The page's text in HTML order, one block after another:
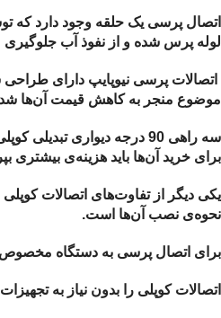
اتصال پرسی یک حلقه وجود دارد
لوله پرس شده و از نفوذ آب جلوگیری
اتصالات پرسی نیوپایپ دارای
موضوع منجر به کاهش قیمت آن‌ها
سه راهی 90 درجه دیواری
برای خرید آن‌ها باید هزینه‌ی بیشتری
یکی دیگر از تفاوت‌های اتصالات کوپلی
نحوه‌ی نصب آن‌ها است.
برای اتصال پرسی به دستگاه مخصوص
اتصالات کوپلی را بدون نیاز به